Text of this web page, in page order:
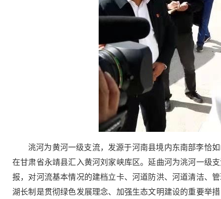
洮河为黄河一级支流，发源于河南县境内东南部李恰
在甘肃省永靖县汇入黄河刘家峡库区。延曲河为洮河一级
报，对河流基本情况的建档立卡、河道防洪、河道清洁、
湖长制是贯彻绿色发展理念、加强生态文明建设的重要举